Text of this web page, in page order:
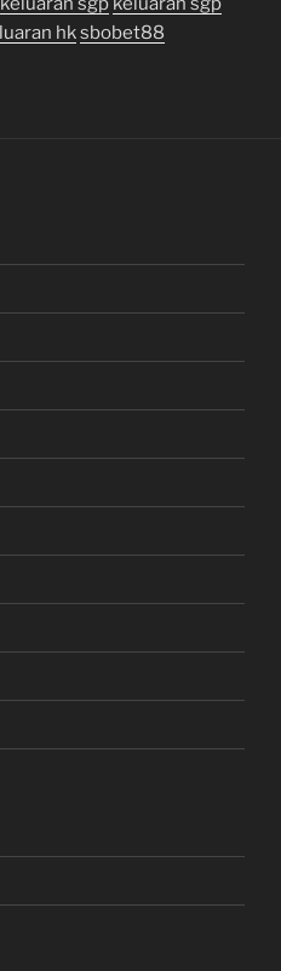
hksbobet88